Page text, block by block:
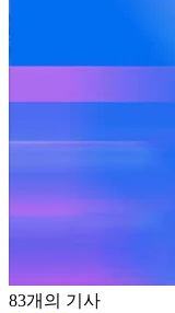
83개의 기사